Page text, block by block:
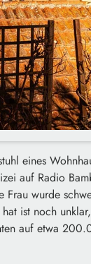
eines
auf Radio
wurde
ist noch
auf etwa